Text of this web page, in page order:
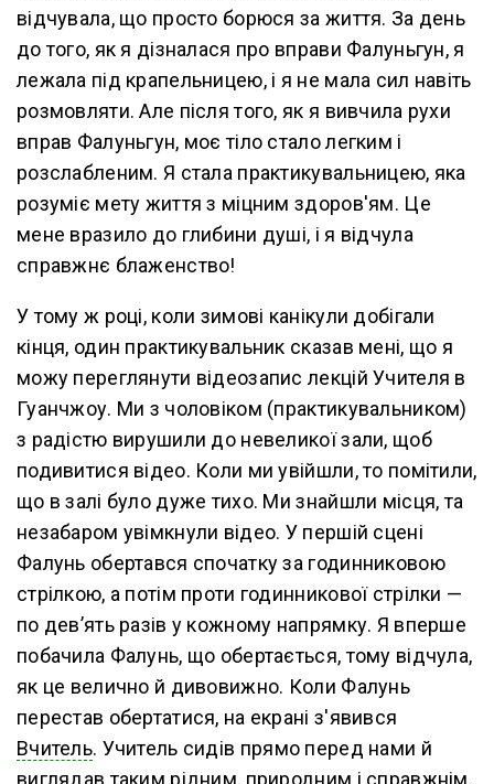
відчувала, що просто борюся за життя. За день
до того, як я дізналася про вправи Фалуньгун, я
лежала під крапельницею, і я не мала сил навіть
розмовляти. Але після того, як я вивчила рухи
вправ Фалуньгун, моє тіло стало легким і
розслабленим. Я стала практикувальницею, яка
розуміє мету життя з міцним здоров'ям. Це
мене вразило до глибини душі, і я відчула
справжнє блаженство!
У тому ж році, коли зимові канікули добігали
кінця, один практикувальник сказав мені, що я
можу переглянути відеозапис лекцій Учителя в
Гуанчжоу. Ми з чоловіком (практикувальником)
з радістю вирушили до невеликої зали, щоб
подивитися відео. Коли ми увійшли, то помітили,
що в залі було дуже тихо. Ми знайшли місця, та
незабаром увімкнули відео. У першій сцені
Фалунь обертався спочатку за годинниковою
стрілкою, а потім проти годинникової стрілки —
по дев’ять разів у кожному напрямку. Я вперше
побачила Фалунь, що обертається, тому відчула,
як це велично й дивовижно. Коли Фалунь
перестав обертатися, на екрані з'явився
Вчитель. Учитель сидів прямо перед нами й
виглядав таким рідним, природним і справжнім,